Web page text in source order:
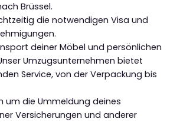
Brüssel.
die notwendigen Visa und
deiner Möbel und persönlichen
Umzugsunternehmen bietet
Service, von der Verpackung bis
um die Ummeldung deines
Versicherungen und anderer